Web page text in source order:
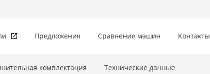
Предложения Сравнение машин Kонтакты
комплектация Технические данные